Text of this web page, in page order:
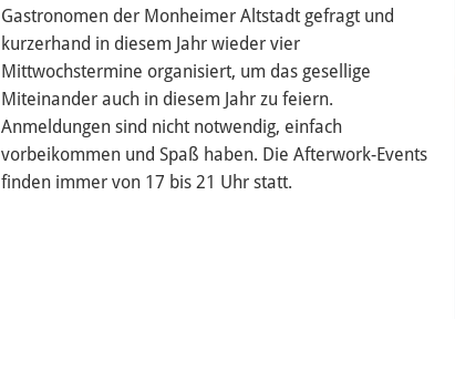
Gastronomen der Monheimer Altstadt gefragt und
kurzerhand in diesem Jahr wieder vier
Mittwochstermine organisiert, um das gesellige
Miteinander auch in diesem Jahr zu feiern.
Anmeldungen sind nicht notwendig, einfach
vorbeikommen und Spaß haben. Die Afterwork-Events
finden immer von 17 bis 21 Uhr statt.